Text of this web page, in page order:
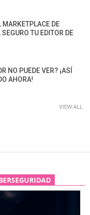
MARKETPLACE DE
TU EDITOR DE
NO PUEDE VER? ¡ASÍ
AHORA!
VIEW ALL